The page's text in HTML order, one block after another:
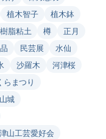
植木智子
植木鉢
樹脂粘土 樽
正月
民芸展
水仙
沙羅木
河津桜
まつり
城
津山工芸愛好会